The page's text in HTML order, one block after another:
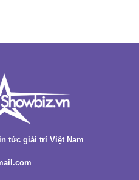
tức giải trí Việt Nam